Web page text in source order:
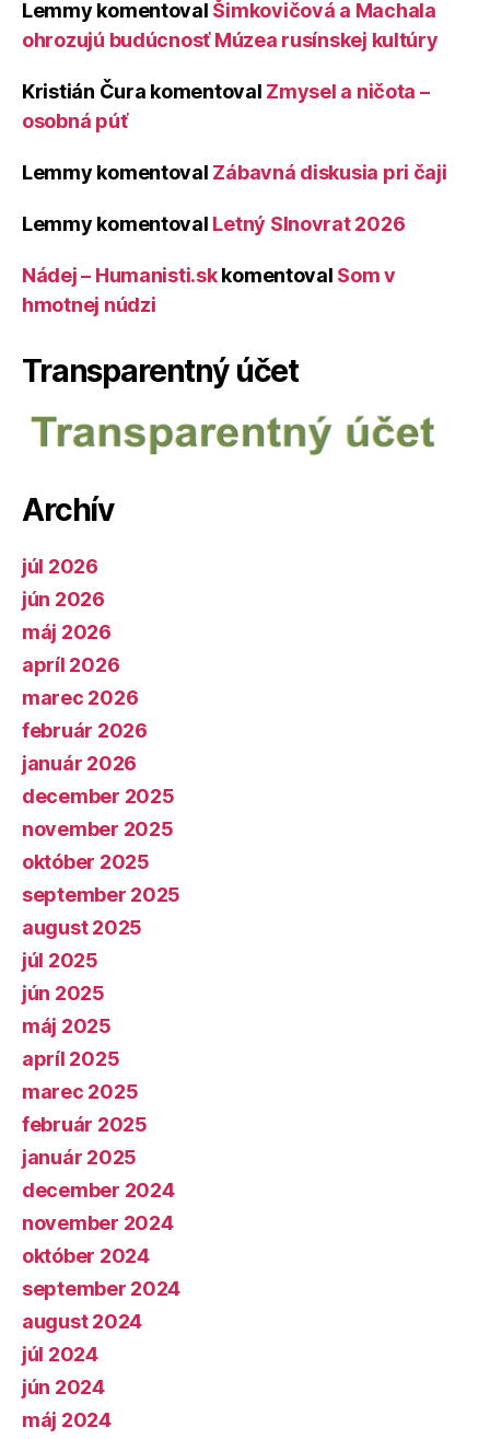
Lemmy komentoval Šimkovičová a Machala
ohrozujú budúcnosť Múzea rusínskej kultúry
Kristián Čura komentoval Zmysel a ničota –
osobná púť
Lemmy komentoval Zábavná diskusia pri čaji
Lemmy komentoval Letný Slnovrat 2026
Nádej – Humanisti.skkomentoval Som v
hmotnej núdzi
Transparentný účet
Archív
júl 2026
jún 2026
máj 2026
apríl 2026
marec 2026
február 2026
január 2026
december 2025
november 2025
október 2025
september 2025
august 2025
júl 2025
jún 2025
máj 2025
apríl 2025
marec 2025
február 2025
január 2025
december 2024
november 2024
október 2024
september 2024
august 2024
júl 2024
jún 2024
máj 2024